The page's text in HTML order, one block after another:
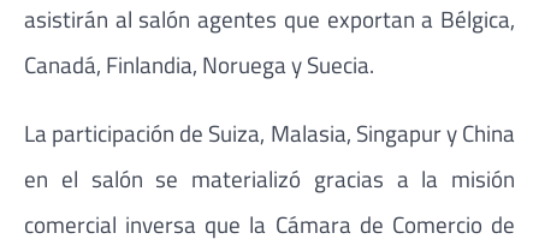
asistirán al salón agentes que exportan a Bélgica,
Canadá, Finlandia, Noruega y Suecia.
La participación de Suiza, Malasia, Singapur y China
en el salón se materializó gracias a la misión
comercial inversa que la Cámara de Comercio de